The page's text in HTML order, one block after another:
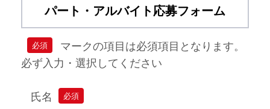
パート・アルバイト応募フォーム
必須
マークの項目は必須項目となります。
必ず入力・選択してください
氏名 必須